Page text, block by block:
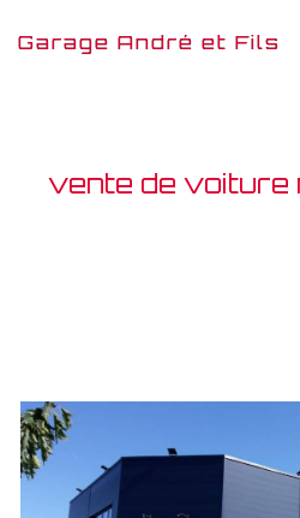
Garage André et Fils
vente de voiture